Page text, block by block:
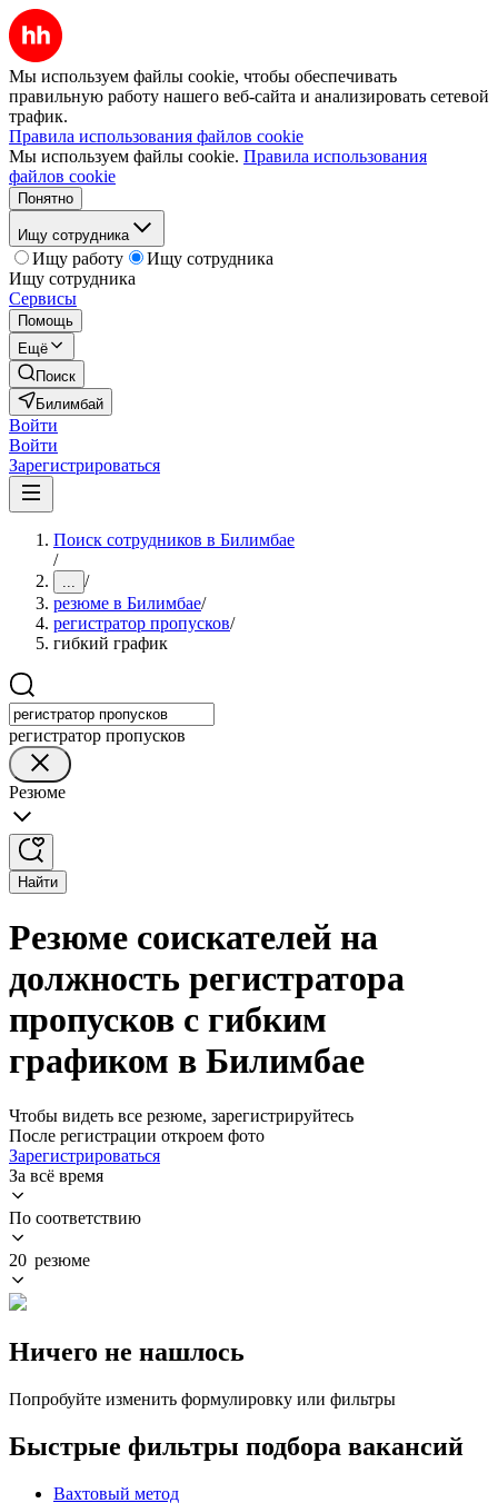
Мы используем файлы cookie, чтобы обеспечивать
правильную работу нашего веб-сайта и анализировать сетевой
трафик.
Правила использования файлов cookie
Мы используем файлы cookie. Правила использования
файлов cookie
Понятно
Ищу сотрудника
Ищу работу
Ищу сотрудника
Ищу сотрудника
Сервисы
Помощь
Ещё
Поиск
Билимбай
Войти
Войти
Зарегистрироваться
Поиск сотрудников в Билимбае
/
... /
резюме в Билимбае/
регистратор пропусков/
гибкий график
регистратор пропусков
Резюме
Найти
Резюме соискателей на
должность регистратора
пропусков с гибким
графиком в Билимбае
Чтобы видеть все резюме, зарегистрируйтесь
После регистрации откроем фото
Зарегистрироваться
За всё время
По соответствию
20 резюме
Ничего не нашлось
Попробуйте изменить формулировку или фильтры
Быстрые фильтры подбора вакансий
Вахтовый метод